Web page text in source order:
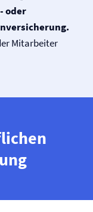
oder
Mitarbeiter